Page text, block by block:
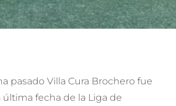
pasado Villa Cura Brochero fue
fecha de la Liga de